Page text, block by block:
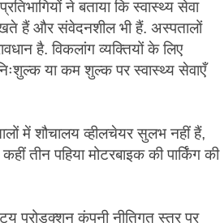
ने बताया कि स्वास्थ्य सेवा
हैं और संवेदनशील भी हैं. अस्पतालों
है. विकलांग व्यक्तियों के लिए
या कम शुल्क पर स्वास्थ्य सेवाएँ
में शौचालय व्हीलचेयर सुलभ नहीं हैं,
तीन पहिया मोटरबाइक की पार्किंग की
प्रोडक्शन कंपनी नीतिगत स्तर पर